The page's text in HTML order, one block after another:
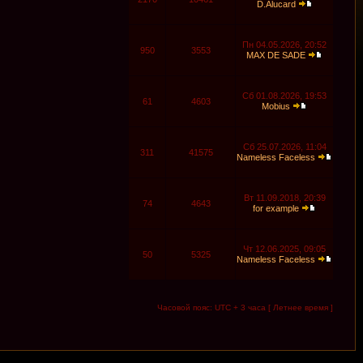
D.Alucard
950 3553
Пн 04.05.2026, 20:52
MAX DE SADE
61 4603
Сб 01.08.2026, 19:53
Mobius
311 41575
Сб 25.07.2026, 11:04
Nameless Faceless
74 4643
Вт 11.09.2018, 20:39
for example
50 5325
Чт 12.06.2025, 09:05
Nameless Faceless
Часовой пояс: UTC + 3 часа [ Летнее время ]